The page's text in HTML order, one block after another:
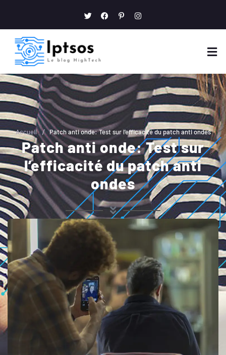
Accueil / Patch anti onde: Test sur l’efficacité du patch anti ondes
Patch anti onde: Test sur
l’efficacité du patch anti
ondes